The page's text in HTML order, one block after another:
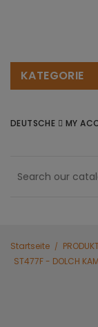
KATEGORIE
DEUTSCHE MY
Startseite
ST477F - DOLCH